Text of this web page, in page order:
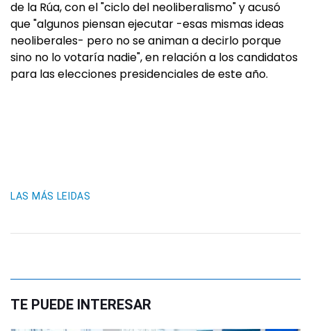
de la Rúa, con el "ciclo del neoliberalismo" y acusó
que "algunos piensan ejecutar -esas mismas ideas
neoliberales- pero no se animan a decirlo porque
sino no lo votaría nadie", en relación a los candidatos
para las elecciones presidenciales de este año.
LAS MÁS LEIDAS
TE PUEDE INTERESAR